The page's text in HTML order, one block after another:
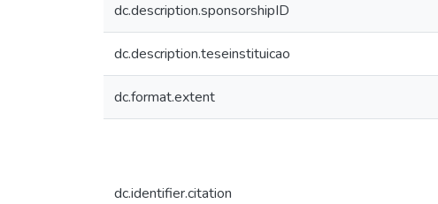
dc.description.sponsorshipID
dc.description.teseinstituicao
dc.format.extent
dc.identifier.citation